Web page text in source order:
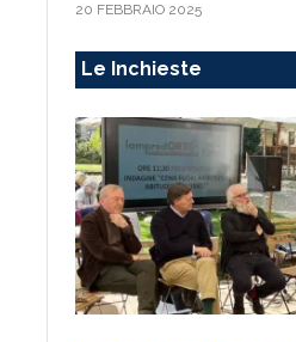
20 FEBBRAIO 2025
Le Inchieste